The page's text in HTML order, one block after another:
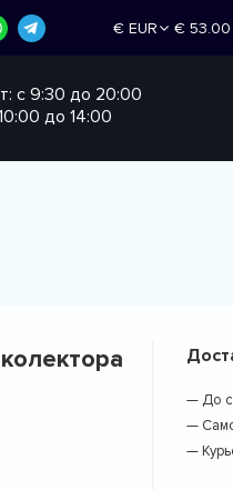
€ EUR
€ 53.00
с 9:30 до 20:00
до 14:00
— До
—
—